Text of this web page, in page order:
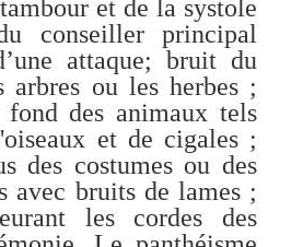
et de la systole
conseiller principal
attaque; bruit du
arbres ou les herbes ;
des animaux tels
et de cigales ;
des costumes ou des
avec bruits de lames ;
les cordes des